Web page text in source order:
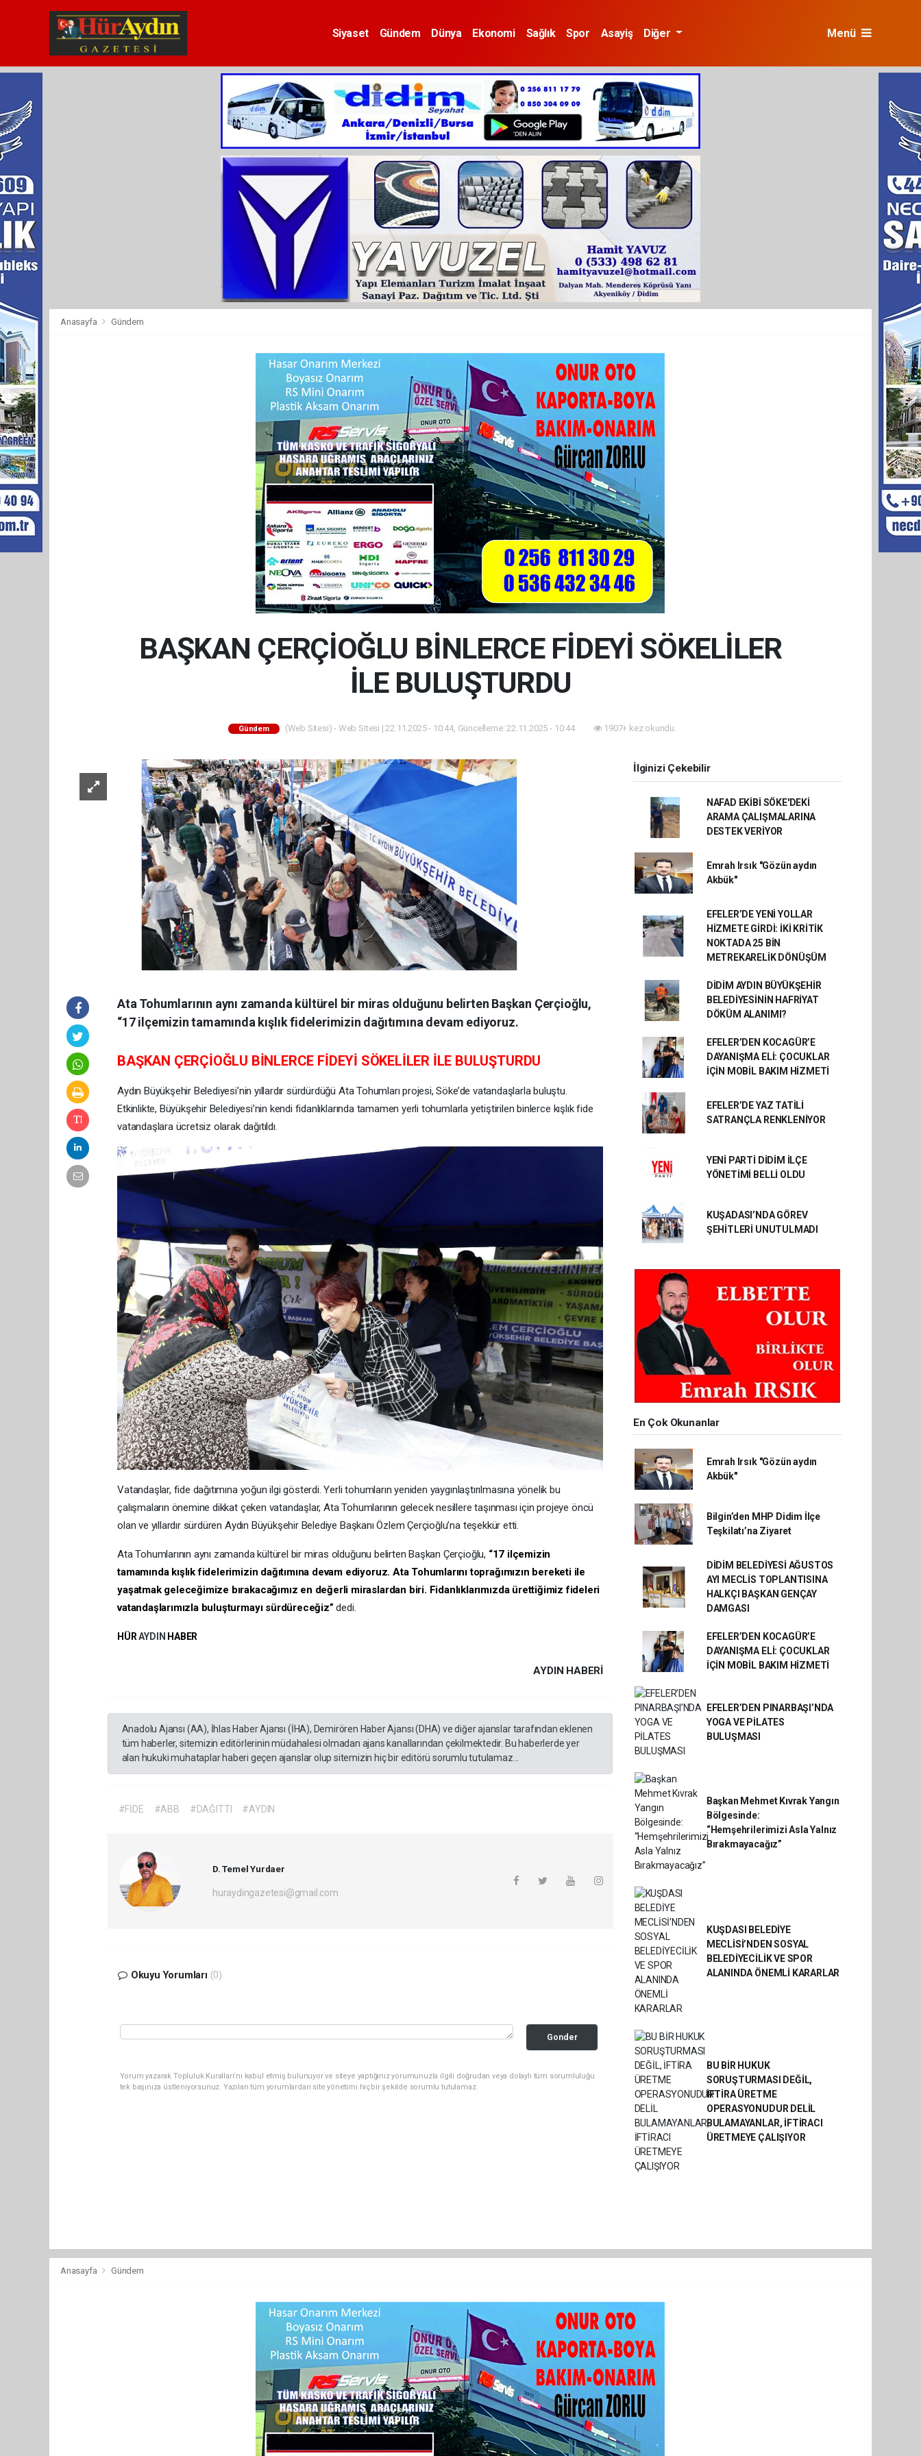
Siyaset Gündem Dünya Ekonomi Sağlık Spor Asayiş Diğer Menü
Anasayfa Gündem
BAŞKAN ÇERÇİOĞLU BİNLERCE FİDEYİ SÖKELİLER
İLE BULUŞTURDU
Gündem (Web Sitesi) - Web Sitesi | 22.11.2025 - 10:44, Güncelleme: 22.11.2025 - 10:44 1907+ kez okundu.
Ata Tohumlarının aynı zamanda kültürel bir miras olduğunu belirten Başkan Çerçioğlu,
“17 ilçemizin tamamında kışlık fidelerimizin dağıtımına devam ediyoruz.
BAŞKAN ÇERÇİOĞLU BİNLERCE FİDEYİ SÖKELİLER İLE BULUŞTURDU
Aydın Büyükşehir Belediyesi’nin yıllardır sürdürdüğü Ata Tohumları projesi, Söke’de vatandaşlarla buluştu.
Etkinlikte, Büyükşehir Belediyesi’nin kendi fidanlıklarında tamamen yerli tohumlarla yetiştirilen binlerce kışlık fide
vatandaşlara ücretsiz olarak dağıtıldı.
Vatandaşlar, fide dağıtımına yoğun ilgi gösterdi. Yerli tohumların yeniden yaygınlaştırılmasına yönelik bu
çalışmaların önemine dikkat çeken vatandaşlar, Ata Tohumlarının gelecek nesillere taşınması için projeye öncü
olan ve yıllardır sürdüren Aydın Büyükşehir Belediye Başkanı Özlem Çerçioğlu’na teşekkür etti.
Ata Tohumlarının aynı zamanda kültürel bir miras olduğunu belirten Başkan Çerçioğlu, “17 ilçemizin
tamamında kışlık fidelerimizin dağıtımına devam ediyoruz. Ata Tohumlarını toprağımızın bereketi ile
yaşatmak geleceğimize bırakacağımız en değerli miraslardan biri. Fidanlıklarımızda ürettiğimiz fideleri
vatandaşlarımızla buluşturmayı sürdüreceğiz” dedi.
HÜRAYDIN HABER
AYDIN HABERİ
Anadolu Ajansı (AA), İhlas Haber Ajansı (İHA), Demirören Haber Ajansı (DHA) ve diğer ajanslar tarafından eklenen
tüm haberler, sitemizin editörlerinin müdahalesi olmadan ajans kanallarından çekilmektedir. Bu haberlerde yer
alan hukuki muhataplar haberi geçen ajanslar olup sitemizin hiç bir editörü sorumlu tutulamaz...
#FİDE #ABB #DAĞITTI #AYDIN
D. Temel Yurdaer
huraydingazetesi@gmail.com
Okuyu Yorumları (0)
Gonder
Yorum yazarak Topluluk Kuralları’nı kabul etmiş bulunuyor ve siteye yaptığınız yorumunuzla ilgili doğrudan veya dolaylı tüm sorumluluğu
tek başınıza üstleniyorsunuz. Yazılan tüm yorumlardan site yönetimi hiçbir şekilde sorumlu tutulamaz.
İlginizi Çekebilir
NAFAD EKİBİ SÖKE'DEKİ
ARAMA ÇALIŞMALARINA
DESTEK VERİYOR
Emrah Irsık "Gözün aydın
Akbük"
EFELER’DE YENİ YOLLAR
HİZMETE GİRDİ: İKİ KRİTİK
NOKTADA 25 BİN
METREKARELİK DÖNÜŞÜM
DİDİM AYDIN BÜYÜKŞEHİR
BELEDİYESİNİN HAFRİYAT
DÖKÜM ALANIMI?
EFELER’DEN KOCAGÜR’E
DAYANIŞMA ELİ: ÇOCUKLAR
İÇİN MOBİL BAKIM HİZMETİ
EFELER’DE YAZ TATİLİ
SATRANÇLA RENKLENİYOR
YENİ PARTİ DİDİM İLÇE
YÖNETİMİ BELLİ OLDU
KUŞADASI’NDA GÖREV
ŞEHİTLERİ UNUTULMADI
En Çok Okunanlar
Emrah Irsık "Gözün aydın
Akbük"
Bilgin’den MHP Didim İlçe
Teşkilatı’na Ziyaret
DİDİM BELEDİYESİ AĞUSTOS
AYI MECLİS TOPLANTISINA
HALKÇI BAŞKAN GENÇAY
DAMGASI
EFELER’DEN KOCAGÜR’E
DAYANIŞMA ELİ: ÇOCUKLAR
İÇİN MOBİL BAKIM HİZMETİ
EFELER’DEN PINARBAŞI’NDA
YOGA VE PİLATES
BULUŞMASI
Başkan Mehmet Kıvrak Yangın
Bölgesinde:
“Hemşehrilerimizi Asla Yalnız
Bırakmayacağız”
KUŞDASI BELEDİYE
MECLİSİ’NDEN SOSYAL
BELEDİYECİLİK VE SPOR
ALANINDA ÖNEMLİ KARARLAR
BU BİR HUKUK
SORUŞTURMASI DEĞİL,
İFTİRA ÜRETME
OPERASYONUDUR DELİL
BULAMAYANLAR, İFTİRACI
ÜRETMEYE ÇALIŞIYOR
Anasayfa Gündem